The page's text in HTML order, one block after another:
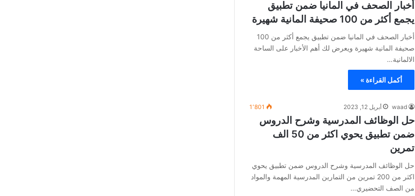
أخبار الصحف في المانيا ضمن تطبيق
يجمع أكثر من 100 صحيفة المانية شهيرة
أخبار الصحف في المانيا ضمن تطبيق يجمع أكثر من 100
صحيفة المانية شهيرة ويعرض لك أهم الأخبار على الساحة
الالمانية…
أكمل القراءة »
waad أبريل 12, 2023 1٬801
حل الوظائف المدرسية وشرح الدروس
ضمن تطبيق يحوي اكثر من 50 الف
تمرين
حل الوظائف المدرسية وشرح الدروس ضمن تطبيق يحوي
اكثر من 200 تمرين من التمارين المدرسية المهمة والمواد
من الصف التحضيري…